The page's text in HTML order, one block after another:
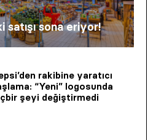
satışı sona eriyor!
rakibine yaratıcı
“Yeni” logosunda
şeyi değiştirmedi